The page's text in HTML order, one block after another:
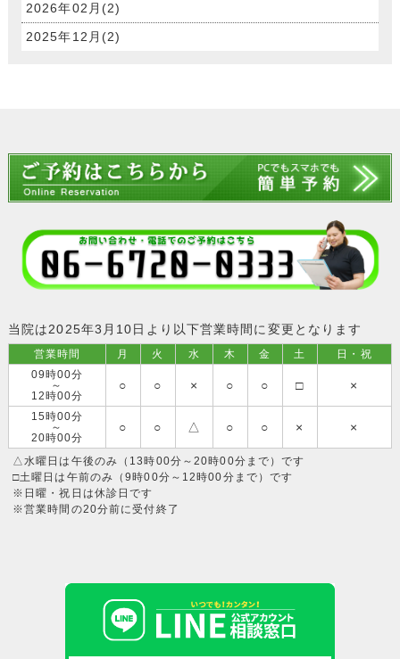
2026年02月(2)
2025年12月(2)
当院は2025年3月10日より以下営業時間に変更となります
営業時間 月 火 水 木 金 土
日・祝
09時00分
～
12時00分
○ ○ × ○ ○ □ ×
15時00分
～
20時00分
○ ○ △ ○ ○ × ×
△水曜日は午後のみ（13時00分～20時00分まで）です
□土曜日は午前のみ（9時00分～12時00分まで）です
※日曜・祝日は休診日です
※営業時間の20分前に受付終了